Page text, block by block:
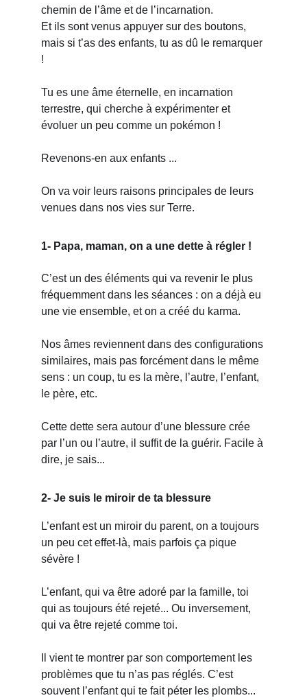
chemin de l’âme et de l’incarnation.
Et ils sont venus appuyer sur des boutons,
mais si t’as des enfants, tu as dû le remarquer
!
Tu es une âme éternelle, en incarnation
terrestre, qui cherche à expérimenter et
évoluer un peu comme un pokémon !
Revenons-en aux enfants ...
On va voir leurs raisons principales de leurs
venues dans nos vies sur Terre.
1- Papa, maman, on a une dette à régler !
C’est un des éléments qui va revenir le plus
fréquemment dans les séances : on a déjà eu
une vie ensemble, et on a créé du karma.
Nos âmes reviennent dans des configurations
similaires, mais pas forcément dans le même
sens : un coup, tu es la mère, l’autre, l’enfant,
le père, etc.
Cette dette sera autour d’une blessure crée
par l’un ou l’autre, il suffit de la guérir. Facile à
dire, je sais...
2- Je suis le miroir de ta blessure
L’enfant est un miroir du parent, on a toujours
un peu cet effet-là, mais parfois ça pique
sévère !
L’enfant, qui va être adoré par la famille, toi
qui as toujours été rejeté... Ou inversement,
qui va être rejeté comme toi.
Il vient te montrer par son comportement les
problèmes que tu n’as pas réglés. C’est
souvent l’enfant qui te fait péter les plombs...